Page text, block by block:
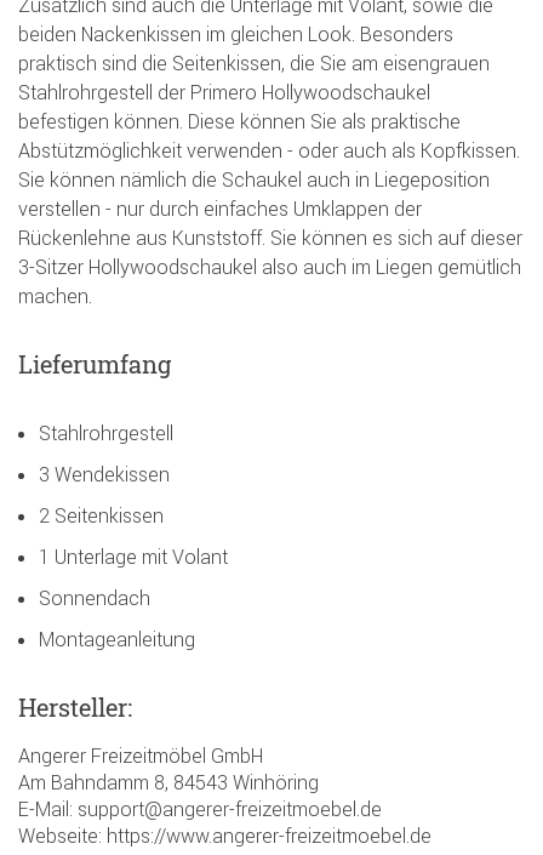
Zusätzlich sind auch die Unterlage mit Volant, sowie die
beiden Nackenkissen im gleichen Look. Besonders
praktisch sind die Seitenkissen, die Sie am eisengrauen
Stahlrohrgestell der Primero Hollywoodschaukel
befestigen können. Diese können Sie als praktische
Abstützmöglichkeit verwenden - oder auch als Kopfkissen.
Sie können nämlich die Schaukel auch in Liegeposition
verstellen - nur durch einfaches Umklappen der
Rückenlehne aus Kunststoff. Sie können es sich auf dieser
3-Sitzer Hollywoodschaukel also auch im Liegen gemütlich
machen.
Lieferumfang
Stahlrohrgestell
3 Wendekissen
2 Seitenkissen
1 Unterlage mit Volant
Sonnendach
Montageanleitung
Hersteller:
Angerer Freizeitmöbel GmbH
Am Bahndamm 8, 84543 Winhöring
E-Mail: support@angerer-freizeitmoebel.de
Webseite: https://www.angerer-freizeitmoebel.de